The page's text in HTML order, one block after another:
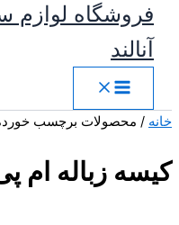
فروشگاه لوازم
آنالند
خانه / محصولات برچسب خورده
کیسه زباله ام